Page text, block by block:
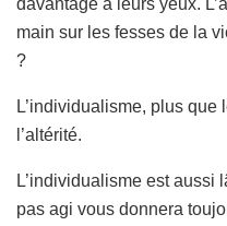
main sur les fesses de la
?
L’individualisme, plus que
l’altérité.
L’individualisme est aussi
pas agi vous donnera